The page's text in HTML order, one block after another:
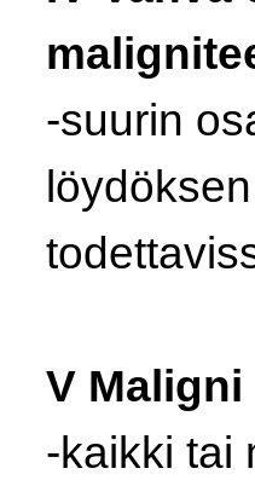
-suurin
V
-kaikki tai